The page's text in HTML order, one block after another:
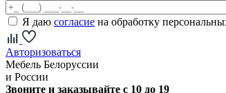
Я даю согласие на обработку
Авторизоваться
Мебель Белоруссии
и России
Звоните и заказывайте с 10 до 19